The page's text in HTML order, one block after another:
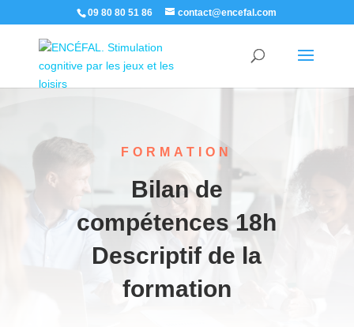
09 80 80 51 86 contact@encefal.com
FORMATION
Bilan de
compétences 18h
Descriptif de la
formation